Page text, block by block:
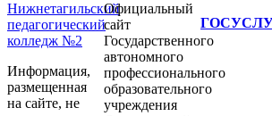
Нижнетагильский
педагогический
колледж №2
Информация,
размещенная
на сайте, не
Официальный
сайт
Государственного
автономного
профессионального
образовательного
учреждения